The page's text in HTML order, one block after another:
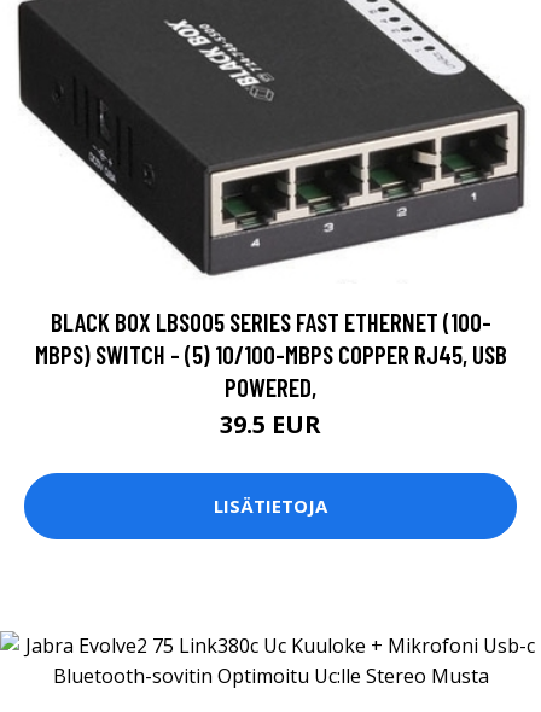
BLACK BOX LBS005 SERIES FAST ETHERNET (100-
MBPS) SWITCH - (5) 10/100-MBPS COPPER RJ45, USB
POWERED,
39.5 EUR
LISÄTIETOJA